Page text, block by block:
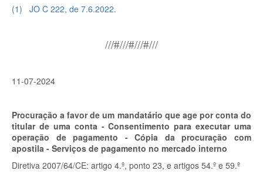
(1) JO C 222, de 7.6.2022.
///#///#///#///
11-07-2024
Procuração a favor de um mandatário que age por conta do
titular de uma conta - Consentimento para executar uma
operação de pagamento - Cópia da procuração com
apostila - Serviços de pagamento no mercado interno
Diretiva 2007/64/CE: artigo 4.º, ponto 23, e artigos 54.º e 59.º